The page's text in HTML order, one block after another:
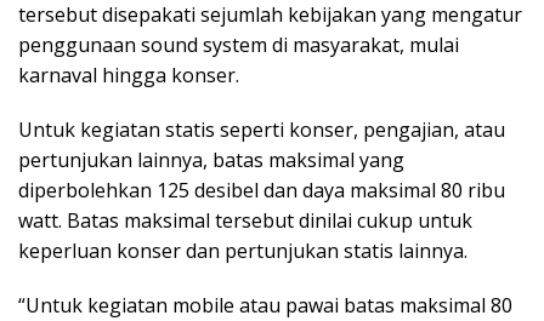
tersebut disepakati sejumlah kebijakan yang mengatur
penggunaan sound system di masyarakat, mulai
karnaval hingga konser.
Untuk kegiatan statis seperti konser, pengajian, atau
pertunjukan lainnya, batas maksimal yang
diperbolehkan 125 desibel dan daya maksimal 80 ribu
watt. Batas maksimal tersebut dinilai cukup untuk
keperluan konser dan pertunjukan statis lainnya.
“Untuk kegiatan mobile atau pawai batas maksimal 80